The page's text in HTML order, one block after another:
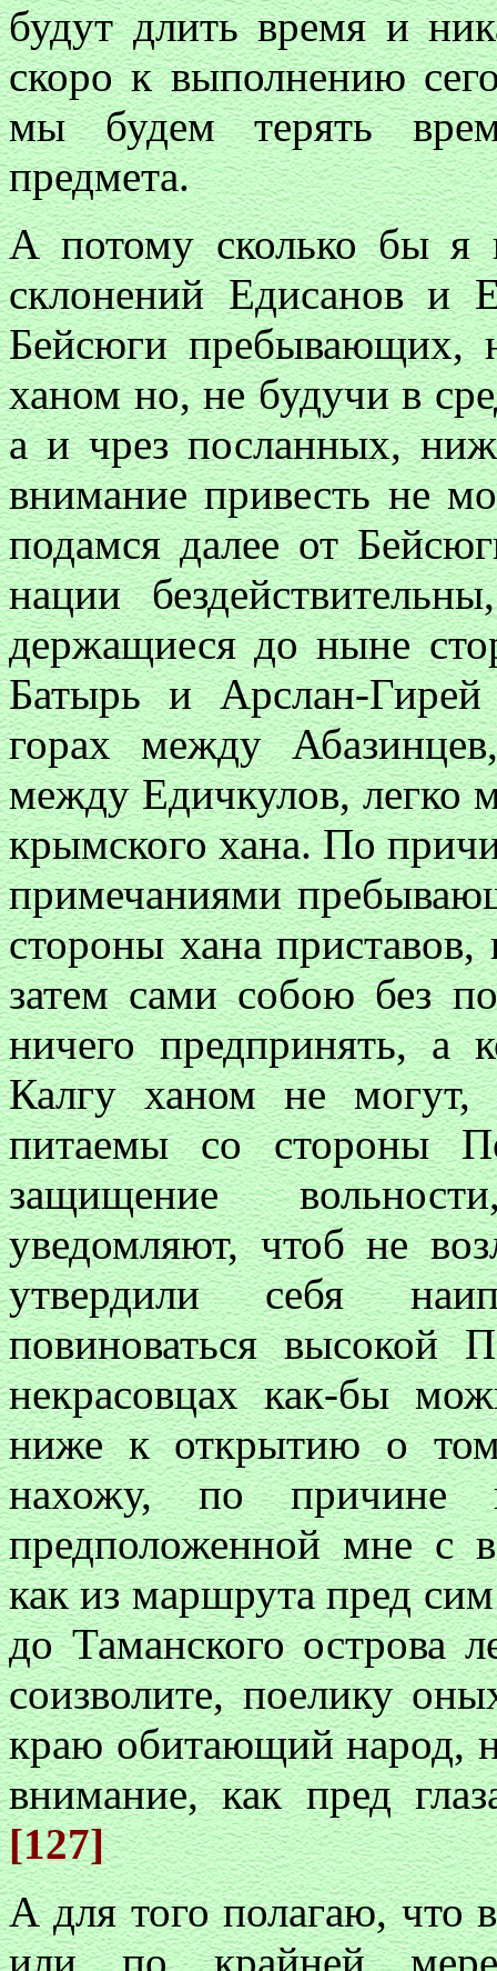
будут длить время и
скоро к выполнению
мы будем терять
предмета.
А потому сколько бы я
склонений Едисанов и
Бейсюги пребывающих,
ханом но, не будучи в
а и чрез посланных,
внимание привесть не
подамся далее от
нации
держащиеся до ныне
Батырь и Арслан-
горах между
между Едичкулов, легко
крымского хана. По
примечаниями
стороны хана
затем сами собою без
ничего предпринять, а
Калгу ханом не
питаемы со стороны
защищение
уведомляют, чтоб не
утвердили себя
повиноваться
некрасовцах как-бы
ниже к открытию о
нахожу, по причине
предположенной мне с
как из маршрута пред
до Таманского острова
соизволите, поелику
краю обитающий народ,
внимание, как пред
[127]
А для того полагаю, что